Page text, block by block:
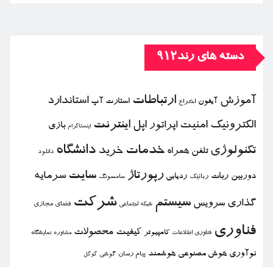
دسته های رند912
آموزش آیفون اختراع ارتباطات استارت آپ استاندارد
الكترونیك امنیت اپراتور اپل اینترنت اینستاگرام بازی
تكنولوژی تلفن همراه خدمات خرید دانشگاه دانلود
دوربین ربات رباتیك ردیابی رپورتاژ سامسونگ سایت سرمایه
گذاری سرویس سیستم شبكه اجتماعی شركت فضای مجازی
فناوری فناوری اطلاعات كامپیوتر كیفیت محصولات مشاوره نمایشگاه
نوآوری هوش مصنوعی هوشمند پیام رسان گوشی گوگل